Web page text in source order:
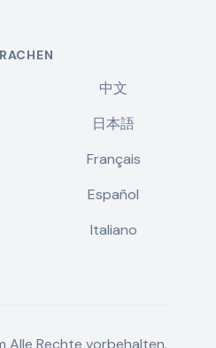
中文
日本語
Français
Español
Italiano
Alle Rechte vorbehalten.